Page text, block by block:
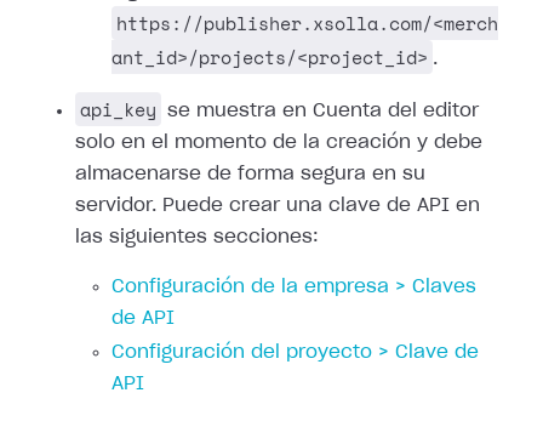
https://publisher.xsolla.com/<merch
ant_id>/projects/<project_id> .
api_key
se muestra en Cuenta del editor
solo en el momento de la creación y debe
almacenarse de forma segura en su
servidor. Puede crear una clave de API en
las siguientes secciones:
Configuración de la empresa > Claves
de API
Configuración del proyecto > Clave de
API